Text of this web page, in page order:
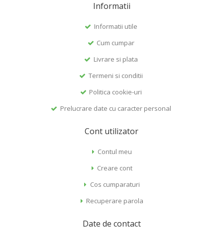
Informatii
Informatii utile
Cum cumpar
Livrare si plata
Termeni si conditii
Politica cookie-uri
Prelucrare date cu caracter personal
Cont utilizator
Contul meu
Creare cont
Cos cumparaturi
Recuperare parola
Date de contact